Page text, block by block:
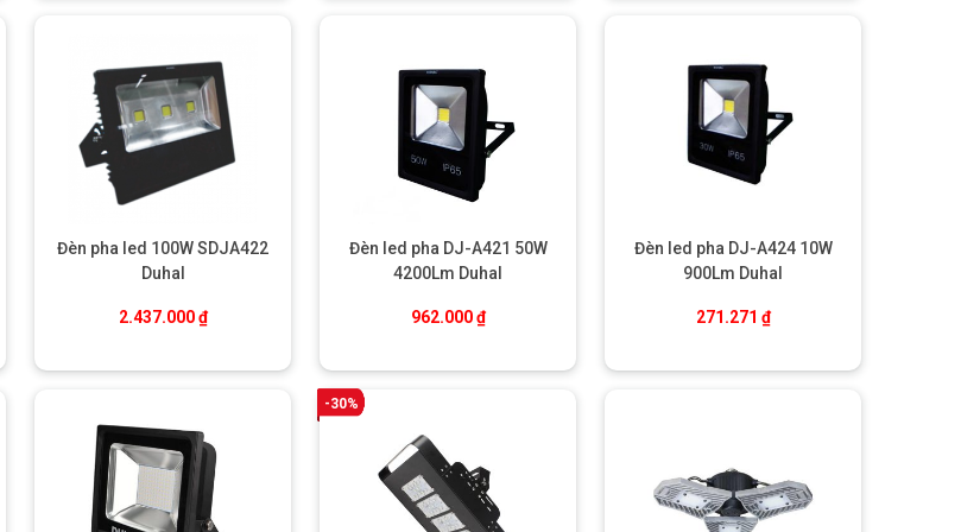
Đèn pha led 100W SDJA422
Duhal
2.437.000₫
Đèn led pha DJ-A421 50W
4200Lm Duhal
962.000₫
Đèn led pha DJ-A424 10W
900Lm Duhal
271.271 ₫
-30%